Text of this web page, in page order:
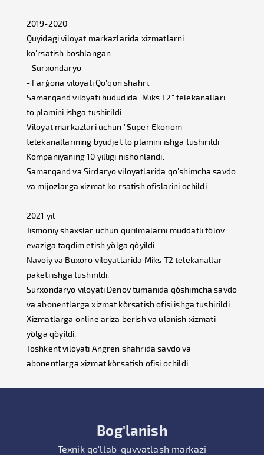
2019-2020
Quyidagi viloyat markazlarida xizmatlarni
ko'rsatish boshlangan:
- Surxondaryo
- Farg`ona viloyati Qo'qon shahri.
Samarqand viloyati hududida "Miks T2" telekanallari
to'plamini ishga tushirildi.
Viloyat markazlari uchun "Super Ekonom"
telekanallarining byudjet to'plamini ishga tushirildi
Kompaniyaning 10 yilligi nishonlandi.
Samarqand va Sirdaryo viloyatlarida qo'shimcha savdo
va mijozlarga xizmat ko'rsatish ofislarini ochildi.
2021 yil
Jismoniy shaxslar uchun qurilmalarni muddatli to`lov
evaziga taqdim etish yo`lga qo`yildi.
Navoiy va Buxoro viloyatlarida Miks T2 telekanallar
paketi ishga tushirildi.
Surxondaryo viloyati Denov tumanida qo`shimcha savdo
va abonentlarga xizmat ko`rsatish ofisi ishga tushirildi.
Xizmatlarga online ariza berish va ulanish xizmati
yo`lga qo`yildi.
Toshkent viloyati Angren shahrida savdo va
abonentlarga xizmat ko`rsatish ofisi ochildi.
Bog'lanish
Texnik qo'llab-quvvatlash markazi